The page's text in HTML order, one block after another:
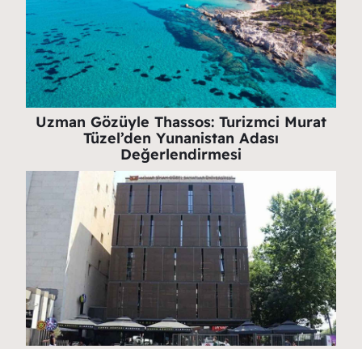
Uzman Gözüyle Thassos: Turizmci Murat
Tüzel’den Yunanistan Adası
Değerlendirmesi